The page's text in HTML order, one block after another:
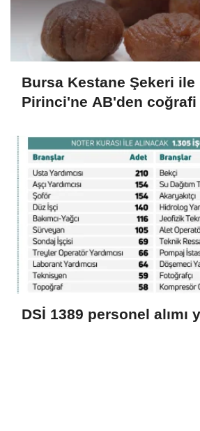
Bursa Kestane Şekeri ile
Pirinci'ne AB'den
DSİ 1389 personel alımı